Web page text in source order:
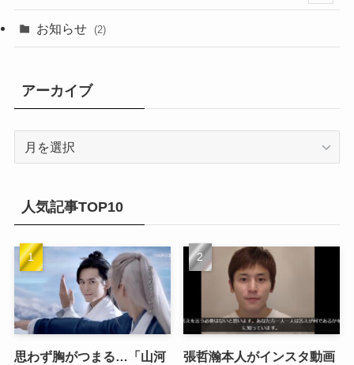
(20)
(21)
(25)
(23)
(14)
(6)
(16)
(17)
お知らせ (2)
アーカイブ
ブ
人気記事TOP10
思わず胸がつまる…「山河
張哲瀚本人がインスタ動画